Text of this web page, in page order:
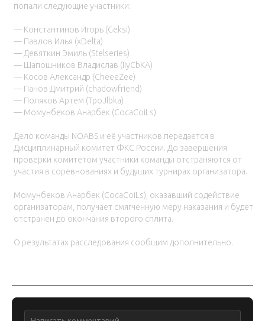
попали следующие участники:
— Константинов Игорь (Geksi)
— Павлов Илья (xDelta)
— Девяткин Эмиль (Stelseries)
— Шапошников Владислав (IIyCbKA)
— Косов Александр (CheeeZee)
— Панов Дмитрий (chadowfriend)
— Поляков Артем (TpoJlbka)
— Момунбеков Анарбек (CocaCoiLs)
Дело команды NOABS и её участников передается в
Дисциплинарный комитет ФКС России. До завершения
проверки комитетом участники команды отстраняются от
участия в соревнованиях и будущих турнирах организатора.
Момунбеков Анарбек (CocaCoiLs), оказавший содействие
организаторам, получает смягченную меру наказания и будет
отстранен до окончания второго сплита.
О результатах расследования сообщим дополнительно.